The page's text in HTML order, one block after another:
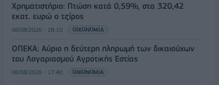
Χρηματιστήριο: Πτώση κατά 0,59%, στα 320,42
εκατ. ευρώ ο τζίρος
06/08/2026 - 18:10 ΟΙΚΟΝΟΜΙΑ
ΟΠΕΚΑ: Αύριο η δεύτερη πληρωμή των δικαιούχων
του Λογαριασμού Αγροτικής Εστίας
06/08/2026 - 17:40 ΟΙΚΟΝΟΜΙΑ